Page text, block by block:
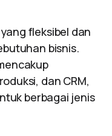
fleksibel dan
bisnis.
dan CRM,
berbagai jenis